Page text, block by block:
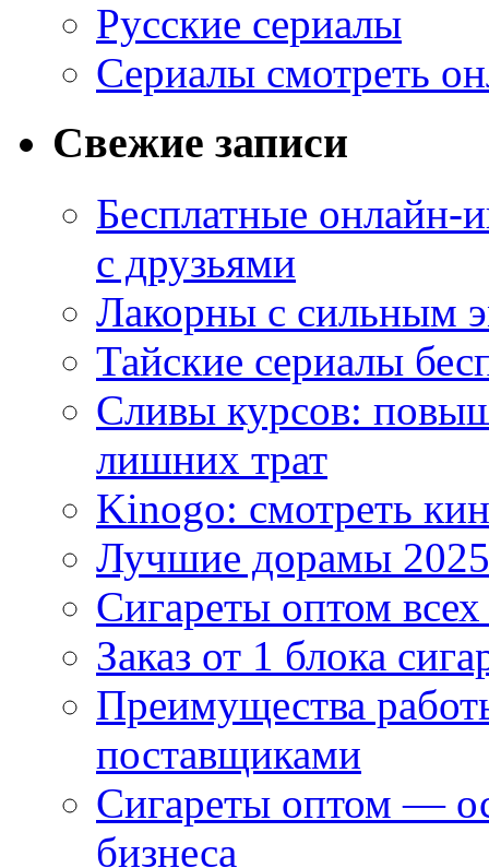
Русские сериалы
Сериалы смотреть
Свежие записи
Бесплатные
с друзьями
Лакорны с сильным
Тайские сериалы
Сливы курсов:
лишних трат
Kinogo: смотреть
Лучшие дорамы
Сигареты оптом
Заказ от 1 блока
Преимущества
поставщиками
Сигареты оптом —
бизнеса